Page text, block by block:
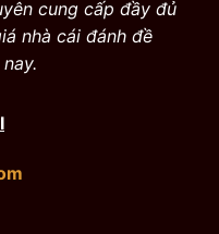
cung cấp đầy đủ
nhà cái đánh đề